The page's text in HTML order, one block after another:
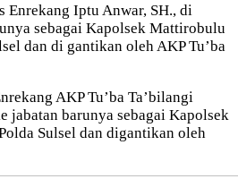
Enrekang Iptu Anwar, SH., di
sebagai Kapolsek Mattirobulu
dan di gantikan oleh AKP Tu’ba
AKP Tu’ba Ta’bilangi
jabatan barunya sebagai Kapolsek
Sulsel dan digantikan oleh